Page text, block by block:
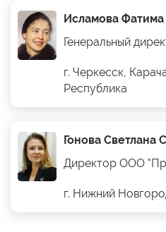
Исламова
Генеральный
г. Черкесск,
Республика
Гонова Светлана
Директор ООО
г. Нижний